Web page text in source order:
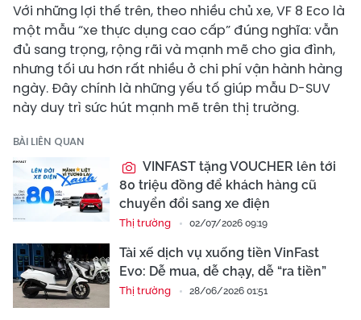
Với những lợi thế trên, theo nhiều chủ xe, VF 8 Eco là
một mẫu “xe thực dụng cao cấp” đúng nghĩa: vẫn
đủ sang trọng, rộng rãi và mạnh mẽ cho gia đình,
nhưng tối ưu hơn rất nhiều ở chi phí vận hành hàng
ngày. Đây chính là những yếu tố giúp mẫu D-SUV
này duy trì sức hút mạnh mẽ trên thị trường.
BÀI LIÊN QUAN
VINFAST tặng VOUCHER lên tới
80 triệu đồng để khách hàng cũ
chuyển đổi sang xe điện
Thị trường 02/07/2026 09:19
Tài xế dịch vụ xuống tiền VinFast
Evo: Dễ mua, dễ chạy, dễ “ra tiền”
Thị trường 28/06/2026 01:51